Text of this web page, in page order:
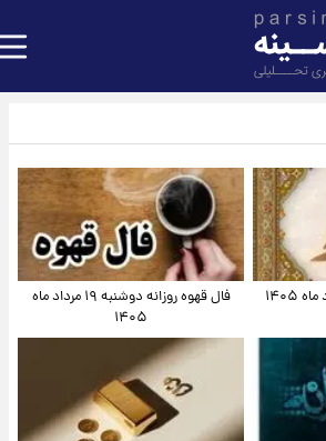
فال قهوه روزانه دوشنبه ۱۹ مرداد ماه
۱۴۰۵